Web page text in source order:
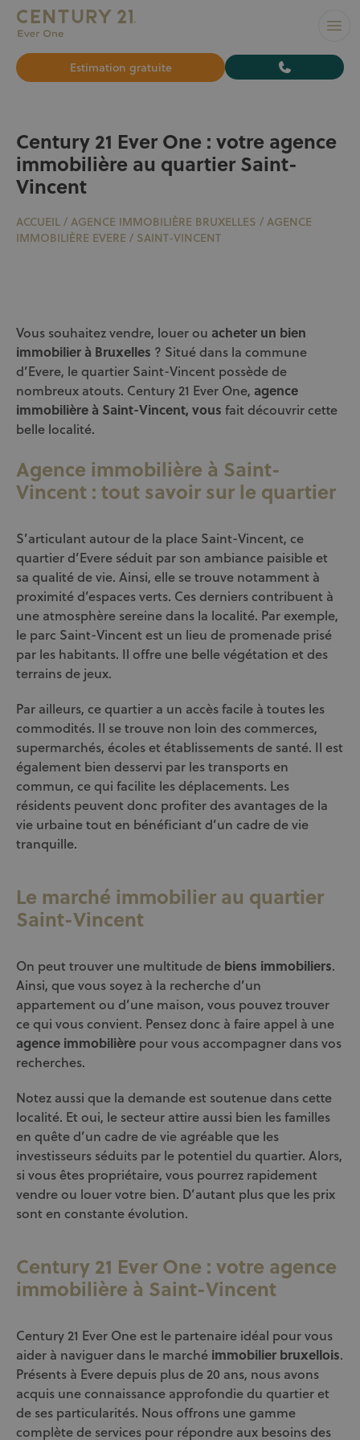
L’AGENCE N°1 À BRUXELLES pour vendre ou louer
Estimation gratuite
Century 21 Ever One : votre agence
immobilière au quartier Saint-
Vincent
ACCUEIL / AGENCE IMMOBILIÈRE BRUXELLES / AGENCE
IMMOBILIÈRE EVERE / SAINT-VINCENT
Vous souhaitez vendre, louer ou acheter un bien
immobilier à Bruxelles ? Situé dans la commune
d’Evere, le quartier Saint-Vincent possède de
nombreux atouts. Century 21 Ever One, agence
immobilière à Saint-Vincent, vous fait découvrir cette
belle localité.
Agence immobilière à Saint-
Vincent : tout savoir sur le quartier
S’articulant autour de la place Saint-Vincent, ce
quartier d’Evere séduit par son ambiance paisible et
sa qualité de vie. Ainsi, elle se trouve notamment à
proximité d’espaces verts. Ces derniers contribuent à
une atmosphère sereine dans la localité. Par exemple,
le parc Saint-Vincent est un lieu de promenade prisé
par les habitants. Il offre une belle végétation et des
terrains de jeux.
Par ailleurs, ce quartier a un accès facile à toutes les
commodités. Il se trouve non loin des commerces,
supermarchés, écoles et établissements de santé. Il est
également bien desservi par les transports en
commun, ce qui facilite les déplacements. Les
résidents peuvent donc profiter des avantages de la
vie urbaine tout en bénéficiant d’un cadre de vie
tranquille.
Le marché immobilier au quartier
Saint-Vincent
On peut trouver une multitude de biens immobiliers.
Ainsi, que vous soyez à la recherche d’un
appartement ou d’une maison, vous pouvez trouver
ce qui vous convient. Pensez donc à faire appel à une
agence immobilière pour vous accompagner dans vos
recherches.
Notez aussi que la demande est soutenue dans cette
localité. Et oui, le secteur attire aussi bien les familles
en quête d’un cadre de vie agréable que les
investisseurs séduits par le potentiel du quartier. Alors,
si vous êtes propriétaire, vous pourrez rapidement
vendre ou louer votre bien. D’autant plus que les prix
sont en constante évolution.
Century 21 Ever One : votre agence
immobilière à Saint-Vincent
Century 21 Ever One est le partenaire idéal pour vous
aider à naviguer dans le marché immobilier bruxellois.
Présents à Evere depuis plus de 20 ans, nous avons
acquis une connaissance approfondie du quartier et
de ses particularités. Nous offrons une gamme
complète de services pour répondre aux besoins des